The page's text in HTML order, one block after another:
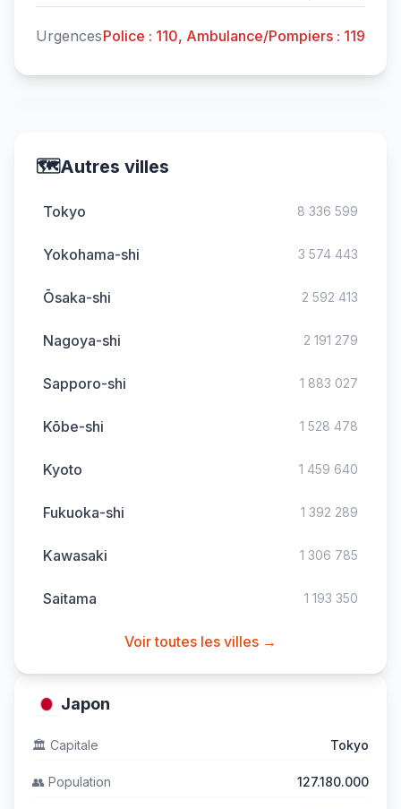
UrgencesPolice : 110, Ambulance/Pompiers : 119
🗺️Autres villes
Tokyo 8 336 599
Yokohama-shi 3 574 443
Ōsaka-shi 2 592 413
Nagoya-shi 2 191 279
Sapporo-shi 1 883 027
Kōbe-shi 1 528 478
Kyoto 1 459 640
Fukuoka-shi 1 392 289
Kawasaki 1 306 785
Saitama 1 193 350
Voir toutes les villes →
Japon
🏛️ Capitale Tokyo
👥 Population 127.180.000